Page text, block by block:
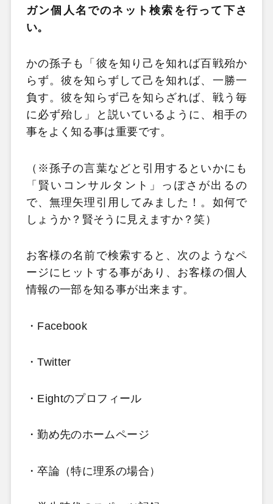
ガン個人名でのネット検索を行って下さ
い。
かの孫子も「彼を知り己を知れば百戦殆か
らず。彼を知らずして己を知れば、一勝一
負す。彼を知らず己を知らざれば、戦う毎
に必ず殆し」と説いているように、相手の
事をよく知る事は重要です。
（※孫子の言葉などと引用するといかにも
「賢いコンサルタント」っぽさが出るの
で、無理矢理引用してみました！。如何で
しょうか？賢そうに見えますか？笑）
お客様の名前で検索すると、次のようなペ
ージにヒットする事があり、お客様の個人
情報の一部を知る事が出来ます。
・Facebook
・Twitter
・Eightのプロフィール
・勤め先のホームページ
・卒論（特に理系の場合）